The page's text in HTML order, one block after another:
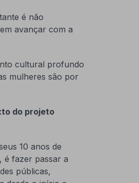
é não
avançar com a
cultural profundo
mulheres são por
do projeto
10 anos de
é fazer passar a
públicas,